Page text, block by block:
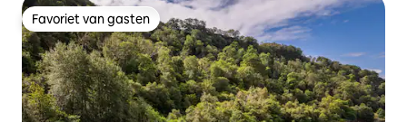
Favoriet van gasten
Favoriet van gasten